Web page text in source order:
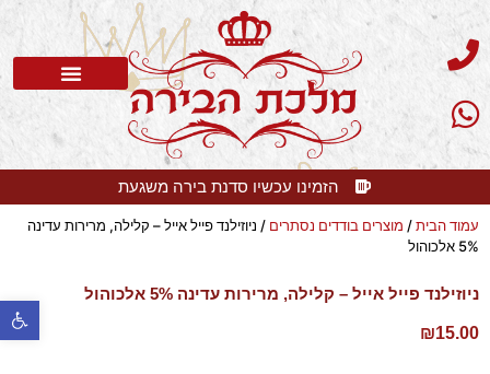
הזמינו עכשיו סדנת בירה משגעת
עמוד הבית/ מוצרים בודדים נסתרים / ניוזילנד פייל אייל – קלילה, מרירות עדינה
5% אלכוהול
ניוזילנד פייל אייל – קלילה, מרירות עדינה 5% אלכוהול
₪15.00